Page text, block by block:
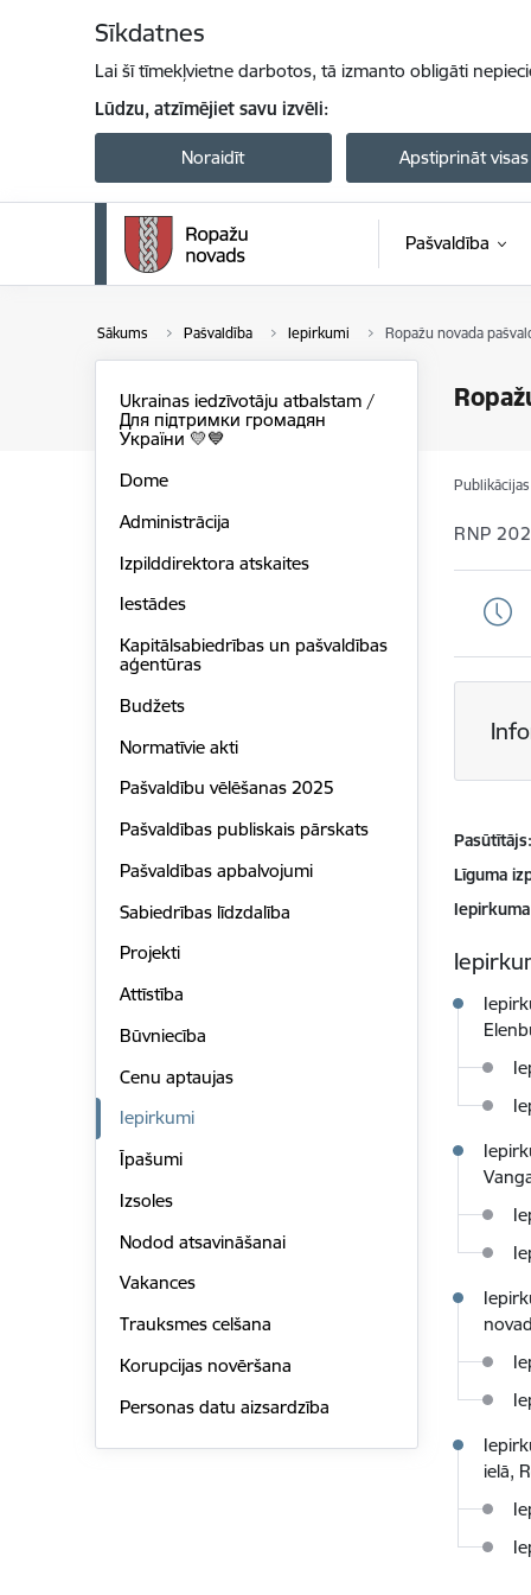
Sīkdatnes
Lai šī tīmekļvietne darbotos, tā izmanto obligāti
Lūdzu, atzīmējiet savu izvēli:
Noraidīt Apstiprināt visas
Pašvaldība
Sākums Pašvaldība Iepirkumi Ropažu novada
Ukrainas iedzīvotāju atbalstam /
Для підтримки громадян
України 💛💙
Dome
Administrācija
Izpilddirektora atskaites
Iestādes
Kapitālsabiedrības un pašvaldības
aģentūras
Budžets
Normatīvie akti
Pašvaldību vēlēšanas 2025
Pašvaldības publiskais pārskats
Pašvaldības apbalvojumi
Sabiedrības līdzdalība
Projekti
Attīstība
Būvniecība
Cenu aptaujas
Iepirkumi
Īpašumi
Izsoles
Nodod atsavināšanai
Vakances
Trauksmes celšana
Korupcijas novēršana
Personas datu aizsardzība
RNP
Pasūtītājs
Līguma
ielā,